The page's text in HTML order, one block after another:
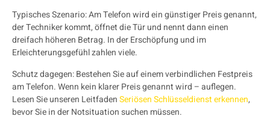
Typisches Szenario: Am Telefon wird ein günstiger Preis genannt,
der Techniker kommt, öffnet die Tür und nennt dann einen
dreifach höheren Betrag. In der Erschöpfung und im
Erleichterungsgefühl zahlen viele.
Schutz dagegen: Bestehen Sie auf einem verbindlichen Festpreis
am Telefon. Wenn kein klarer Preis genannt wird – auflegen.
Lesen Sie unseren LeitfadenSeriösen Schlüsseldienst erkennen,
bevor Sie in der Notsituation suchen müssen.